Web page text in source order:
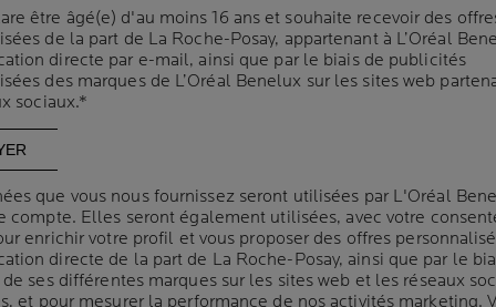
exposez de manière intense
solaire adaptée.
être âgé(e) d'au moins 16 ans et souhaite recevoir des
de la part de La Roche-Posay, appartenant à L’Oréal
directe par e-mail, ainsi que par le biais de publicités
des marques de L’Oréal Benelux sur les sites web
sociaux.*
que vous nous fournissez seront utilisées par L'Oréal
compte. Elles seront également utilisées, avec votre
enrichir votre profil et vous proposer des offres
directe de la part de La Roche-Posay, ainsi que par le
ses différentes marques sur les sites web et les réseaux
et pour mesurer la performance de nos activités marketing.
être âgé(e) d'au moins 16 ans et souhaite recevoir des
de la part de La Roche-Posay, appartenant à L’Oréal
directe par e-mail, ainsi que par le biais de publicités
des marques de L’Oréal Benelux sur les sites web
sociaux.*
que vous nous fournissez seront utilisées par L'Oréal
compte. Elles seront également utilisées, avec votre
enrichir votre profil et vous proposer des offres
directe de la part de La Roche-Posay, ainsi que par le
ses différentes marques sur les sites web et les réseaux
et pour mesurer la performance de nos activités marketing.